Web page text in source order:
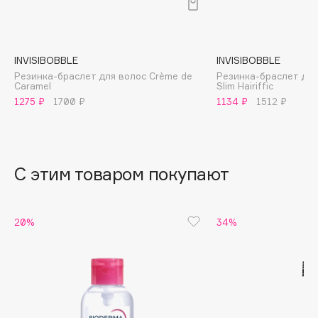
Baffy
Balmain Hair Couture
ЭКСКЛЮЗИВ
Banderas
Beauty Pati
beautyblender
Beverly Hills Polo Club
INVISIBOBBLE
Резинка-браслет для волос Crème de
Caramel
1275 ₽
1700 ₽
INVISIBOBBLE
Резинка-браслет
Slim Hairiffic
1134 ₽
1512 ₽
С этим товаром покупают
20% 34%